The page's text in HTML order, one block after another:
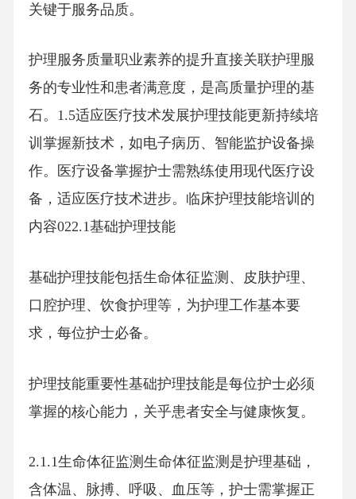
关键于服务品质。
护理服务质量职业素养的提升直接关联护理服
务的专业性和患者满意度，是高质量护理的基
石。1.5适应医疗技术发展护理技能更新持续培
训掌握新技术，如电子病历、智能监护设备操
作。医疗设备掌握护士需熟练使用现代医疗设
备，适应医疗技术进步。临床护理技能培训的
内容022.1基础护理技能
基础护理技能包括生命体征监测、皮肤护理、
口腔护理、饮食护理等，为护理工作基本要
求，每位护士必备。
护理技能重要性基础护理技能是每位护士必须
掌握的核心能力，关乎患者安全与健康恢复。
2.1.1生命体征监测生命体征监测是护理基础，
含体温、脉搏、呼吸、血压等，护士需掌握正